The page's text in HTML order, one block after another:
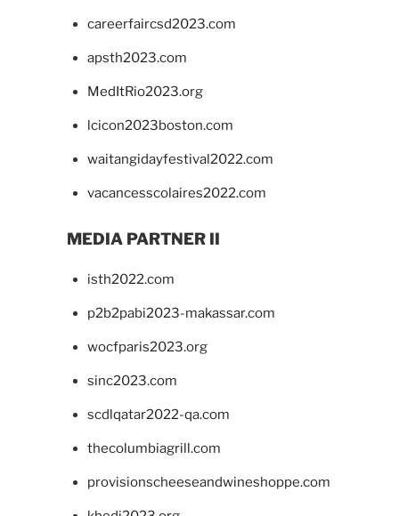
careerfaircsd2023.com
apsth2023.com
MedItRio2023.org
lcicon2023boston.com
waitangidayfestival2022.com
vacancesscolaires2022.com
MEDIA PARTNER II
isth2022.com
p2b2pabi2023-makassar.com
wocfparis2023.org
sinc2023.com
scdlqatar2022-qa.com
thecolumbiagrill.com
provisionscheeseandwineshoppe.com